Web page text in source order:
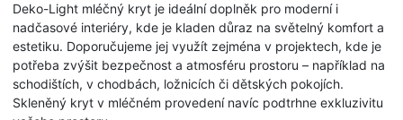
Deko-Light mléčný kryt je ideální doplněk pro moderní i
nadčasové interiéry, kde je kladen důraz na světelný komfort a
estetiku. Doporučujeme jej využít zejména v projektech, kde je
potřeba zvýšit bezpečnost a atmosféru prostoru – například na
schodištích, v chodbách, ložnicích či dětských pokojích.
Skleněný kryt v mléčném provedení navíc podtrhne exkluzivitu